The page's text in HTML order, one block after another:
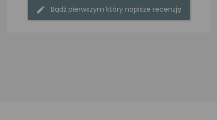
Bądź pierwszym który napisze recenzję